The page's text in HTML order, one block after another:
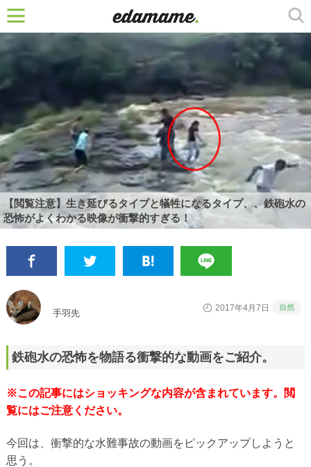
【閲覧注意】生き延びるタイプと犠牲になるタイプ、、鉄砲水の
恐怖がよくわかる映像が衝撃的すぎる！
手羽先
2017年4月7日 自然
鉄砲水の恐怖を物語る衝撃的な動画をご紹介。
※この記事にはショッキングな内容が含まれています。閲
覧にはご注意ください。
今回は、衝撃的な水難事故の動画をピックアップしようと
思う。